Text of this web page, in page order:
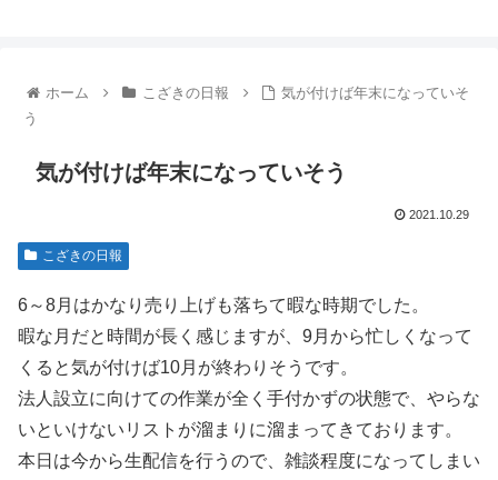
ホーム こざきの日報
気が付けば年末になっていそ
う
気が付けば年末になっていそう
2021.10.29
こざきの日報
6～8月はかなり売り上げも落ちて暇な時期でした。
暇な月だと時間が長く感じますが、9月から忙しくなって
くると気が付けば10月が終わりそうです。
法人設立に向けての作業が全く手付かずの状態で、やらな
いといけないリストが溜まりに溜まってきております。
本日は今から生配信を行うので、雑談程度になってしまい